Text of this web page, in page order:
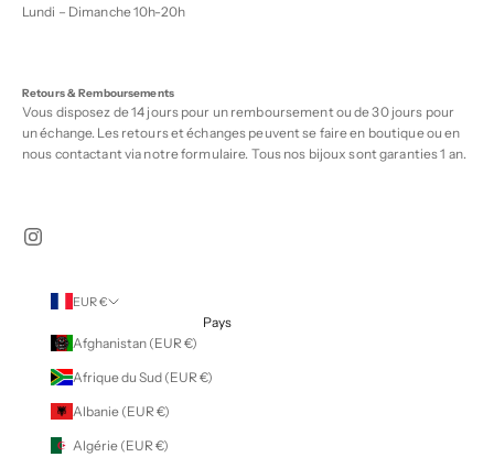
Lundi – Dimanche 10h-20h
Retours & Remboursements
Vous disposez de 14 jours pour un remboursement ou de 30 jours pour
un échange. Les retours et échanges peuvent se faire en boutique ou en
nous contactant via notreformulaire. Tous nos bijoux sont garanties 1 an.
EUR €
Pays
Afghanistan (EUR €)
Afrique du Sud (EUR €)
Albanie (EUR €)
Algérie (EUR €)